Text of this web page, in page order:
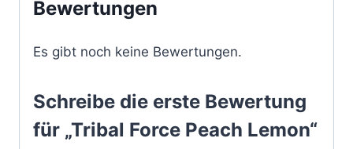
Bewertungen
Es gibt noch keine Bewertungen.
Schreibe die erste Bewertung
für „Tribal Force Peach Lemon“